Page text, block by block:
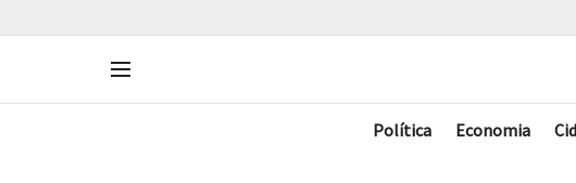
Política Economia